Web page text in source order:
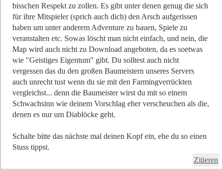
bisschen Respekt zu zollen. Es gibt unter denen genug die sich
für ihre Mitspieler (sprich auch dich) den Arsch aufgerissen
haben um unter anderem Adventure zu bauen, Spiele zu
veranstalten etc. Sowas löscht man nicht einfach, und nein, die
Map wird auch nicht zu Download angeboten, da es soetwas
wie "Geistiges Eigentum" gibt. Du solltest auch nicht
vergessen das du den großen Baumeistern unseres Servers
auch unrecht tust wenn du sie mit den Farmingverrückten
vergleichst... denn die Baumeister wirst du mit so einem
Schwachsinn wie deinem Vorschlag eher verscheuchen als die,
denen es nur um Diablöcke geht.
Schalte bitte das nächste mal deinen Kopf ein, ehe du so einen
Stuss tippst.
Zitieren